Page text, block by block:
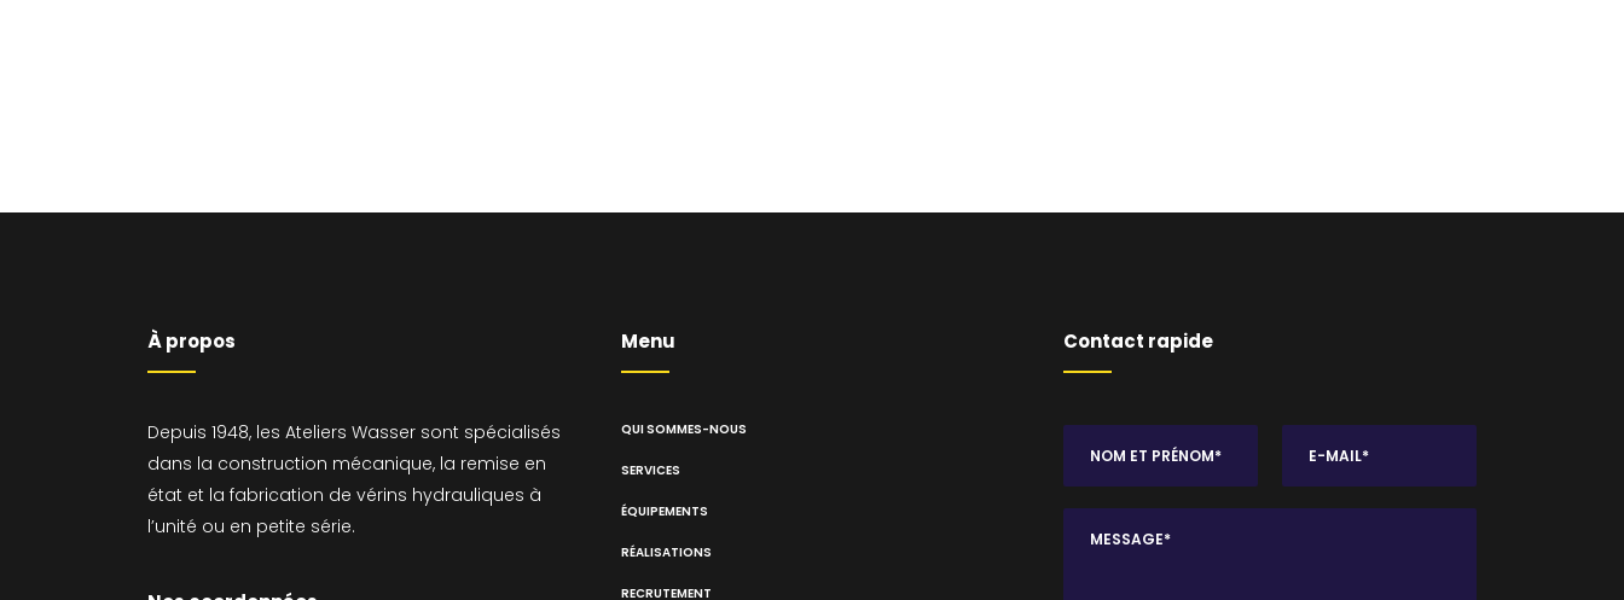
À propos
Depuis 1948, les Ateliers Wasser sont spécialisés
dans la construction mécanique, la remise en
état et la fabrication de vérins hydrauliques à
l’unité ou en petite série.
Menu
QUI SOMMES-NOUS
SERVICES
ÉQUIPEMENTS
RÉALISATIONS
RECRUTEMENT
Contact rapide